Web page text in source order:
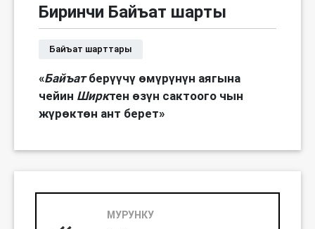
Биринчи Байъат шарты
Байъат шарттары
«Байъатберүүчү өмүрүнүн аягына
чейин Ширктен өзүн сактоого чын
жүрөктөн ант берет»
МУРУНКУ